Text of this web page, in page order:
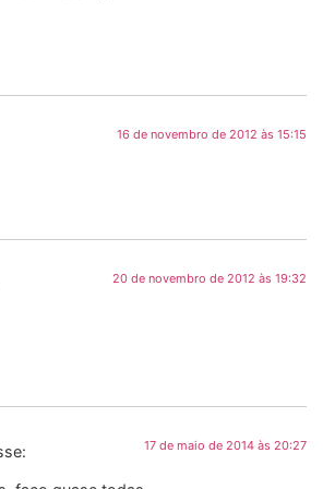
16 de novembro de 2012 às 15:15
20 de novembro de 2012 às 19:32
17 de maio de 2014 às 20:27